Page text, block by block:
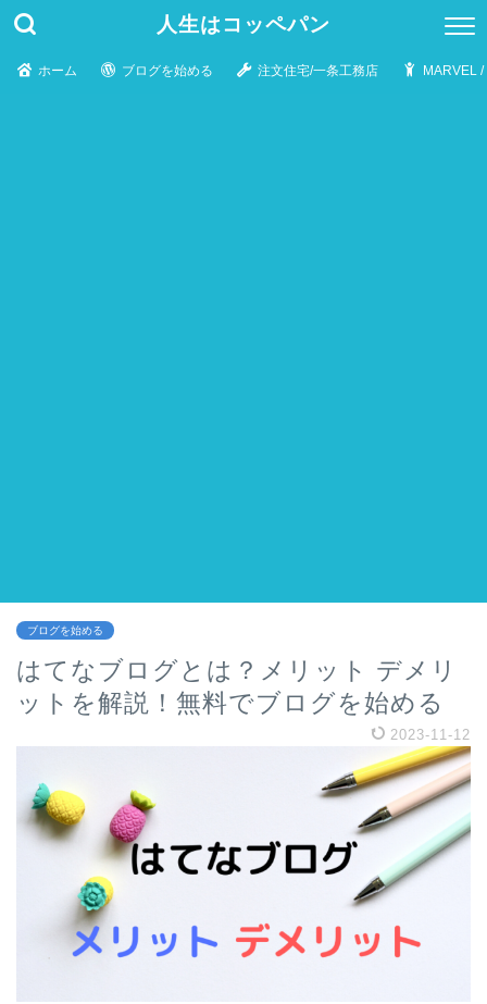
人生はコッペパン
ホーム ブログを始める 注文住宅/一条工務店 MARVEL
ブログを始める
はてなブログとは？メリット デメリ
ットを解説！無料でブログを始める
2023-11-12